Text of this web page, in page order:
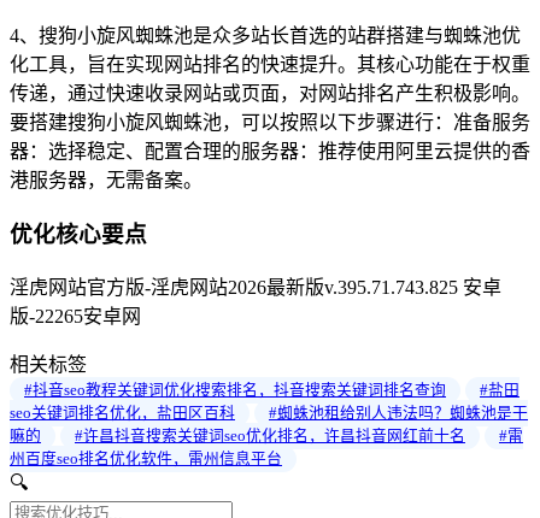
4、搜狗小旋风蜘蛛池是众多站长首选的站群搭建与蜘蛛池优
化工具，旨在实现网站排名的快速提升。其核心功能在于权重
传递，通过快速收录网站或页面，对网站排名产生积极影响。
要搭建搜狗小旋风蜘蛛池，可以按照以下步骤进行：准备服务
器：选择稳定、配置合理的服务器：推荐使用阿里云提供的香
港服务器，无需备案。
优化核心要点
淫虎网站官方版-淫虎网站2026最新版v.395.71.743.825 安卓
版-22265安卓网
相关标签
#抖音seo教程关键词优化搜索排名，抖音搜索关键词排名查询
#盐田
seo关键词排名优化，盐田区百科
#蜘蛛池租给别人违法吗？蜘蛛池是干
嘛的
#许昌抖音搜索关键词seo优化排名，许昌抖音网红前十名
#雷
州百度seo排名优化软件，雷州信息平台
🔍